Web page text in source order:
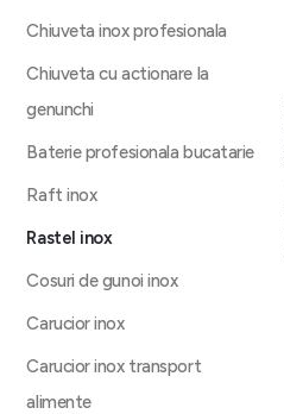
Chiuveta inox profesionala
Chiuveta cu actionare la
genunchi
Baterie profesionala bucatarie
Raft inox
Rastel inox
Cosuri de gunoi inox
Carucior inox
Carucior inox transport
alimente